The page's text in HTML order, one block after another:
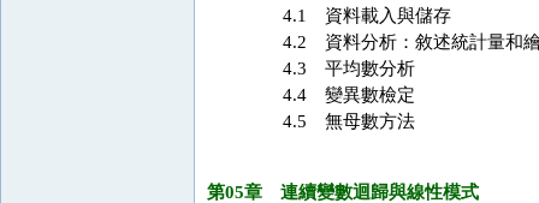
4.1 資料載入與儲存
4.2 資料分析：敘述統計量和
4.3 平均數分析
4.4 變異數檢定
4.5 無母數方法
第05章 連續變數迴歸與線性模式